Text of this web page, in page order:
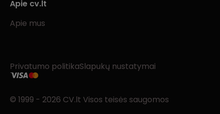
Apie cv.lt
Apie mus
Privatumo politikaSlapukų nustatymai
© 1999 - 2026 CV.lt Visos teisės saugomos